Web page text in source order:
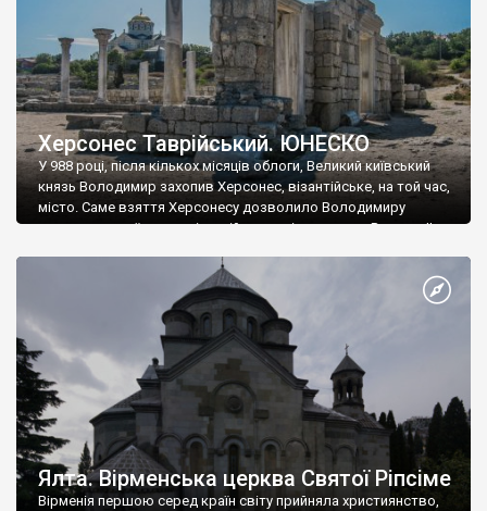
Херсонес Таврійський. ЮНЕСКО
У 988 році, після кількох місяців облоги, Великий київський
князь Володимир захопив Херсонес, візантійське, на той час,
місто. Саме взяття Херсонесу дозволило Володимиру
диктувати свої умови візантійському імператору Василю ІІ, та
Херсонесі Володимир-язичник, став Василем-християнином.
А потім було Хрещення Русі. На честь Херсонесу Таврійського
Ялта. Вірменська церква Святої Ріпсіме
Вірменія першою серед країн світу прийняла християнство,